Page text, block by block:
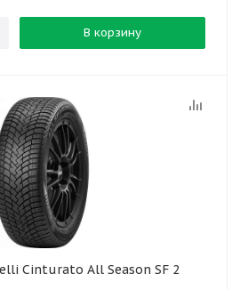
В корзину
Cinturato All Season SF 2